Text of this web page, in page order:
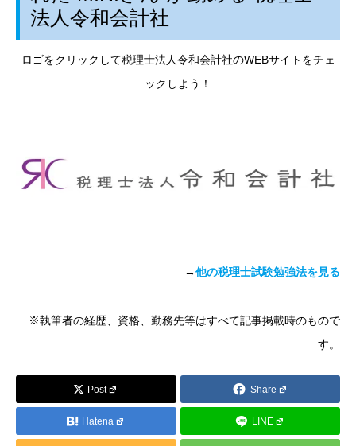
法人令和会計社
ロゴをクリックして税理士法人令和会計社のWEBサイトをチェ
ックしよう！
→他の税理士試験勉強法を見る
※執筆者の経歴、資格、勤務先等はすべて記事掲載時のもので
す。
Post Share
Hatena LINE